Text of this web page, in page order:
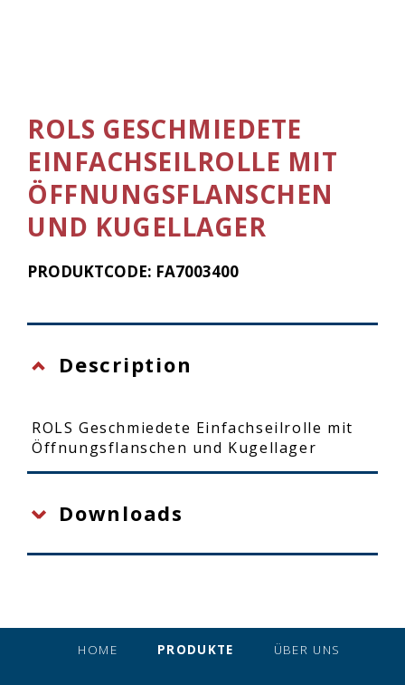
ROLS GESCHMIEDETE
EINFACHSEILROLLE MIT
ÖFFNUNGSFLANSCHEN
UND KUGELLAGER
PRODUKTCODE: FA7003400
Description
ROLS Geschmiedete Einfachseilrolle mit
Öffnungsflanschen und Kugellager
Downloads
HOME PRODUKTE ÜBER UNS